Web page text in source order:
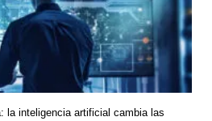
la inteligencia artificial cambia las